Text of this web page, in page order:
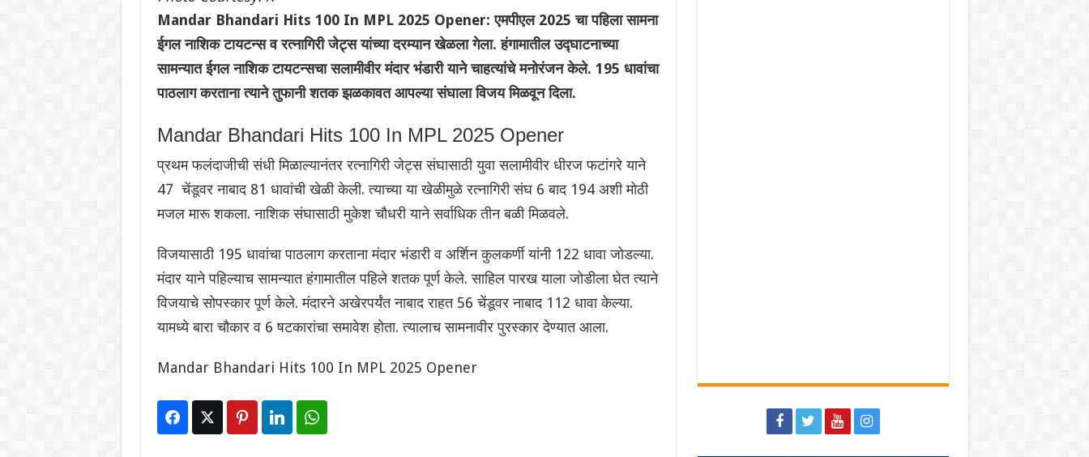
Mandar Bhandari Hits 100 In MPL 2025 Opener: एमपीएल 2025 चा पहिला सामना
ईगल नाशिक टायटन्स व रत्नागिरी जेट्स यांच्या दरम्यान खेळला गेला. हंगामातील उद्घाटनाच्या
सामन्यात ईगल नाशिक टायटन्सचा सलामीवीर मंदार भंडारी याने चाहत्यांचे मनोरंजन केले. 195 धावांचा
पाठलाग करताना त्याने तुफानी शतक झळकावत आपल्या संघाला विजय मिळवून दिला.
Mandar Bhandari Hits 100 In MPL 2025 Opener
प्रथम फलंदाजीची संधी मिळाल्यानंतर रत्नागिरी जेट्स संघासाठी युवा सलामीवीर धीरज फटांगरे याने
47 चेंडूवर नाबाद 81 धावांची खेळी केली. त्याच्या या खेळीमुळे रत्नागिरी संघ 6 बाद 194 अशी मोठी
मजल मारू शकला. नाशिक संघासाठी मुकेश चौधरी याने सर्वाधिक तीन बळी मिळवले.
विजयासाठी 195 धावांचा पाठलाग करताना मंदार भंडारी व अर्शिन कुलकर्णी यांनी 122 धावा जोडल्या.
मंदार याने पहिल्याच सामन्यात हंगामातील पहिले शतक पूर्ण केले. साहिल पारख याला जोडीला घेत त्याने
विजयाचे सोपस्कार पूर्ण केले. मंदारने अखेरपर्यंत नाबाद राहत 56 चेंडूवर नाबाद 112 धावा केल्या.
यामध्ये बारा चौकार व 6 षटकारांचा समावेश होता. त्यालाच सामनावीर पुरस्कार देण्यात आला.
Mandar Bhandari Hits 100 In MPL 2025 Opener